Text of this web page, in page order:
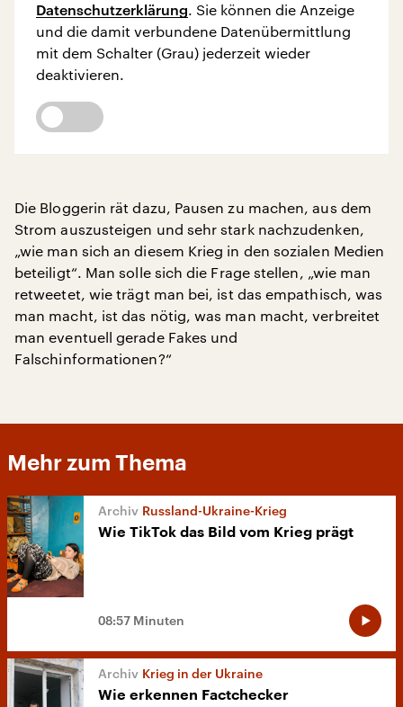
Datenschutzerklärung. Sie können die Anzeige
und die damit verbundene Datenübermittlung
mit dem Schalter (Grau) jederzeit wieder
deaktivieren.
Die Bloggerin rät dazu, Pausen zu machen, aus dem
Strom auszusteigen und sehr stark nachzudenken,
„wie man sich an diesem Krieg in den sozialen Medien
beteiligt“. Man solle sich die Frage stellen, „wie man
retweetet, wie trägt man bei, ist das empathisch, was
man macht, ist das nötig, was man macht, verbreitet
man eventuell gerade Fakes und
Falschinformationen?“
Mehr zum Thema
Russland-Ukraine-Krieg
Wie TikTok das Bild vom Krieg prägt
08:57 Minuten
Krieg in der Ukraine
Wie erkennen Factchecker